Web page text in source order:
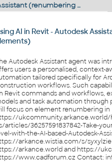
(renumbering …
AI in Revit - Autodesk
Autodesk Assistant agent was
users a personalised, context-
tailored specifically for
workflows. Such
Revit commands and workflows,
and task automation through
focus on element renumbering in
articles/36257591837842-Take-
with-the-AI-based-Autodesk-Assistant
arkance.wistia.com/s/
arkance.world and https://
www.cadforum.cz Contact: info.uk@arkance.world Follow us